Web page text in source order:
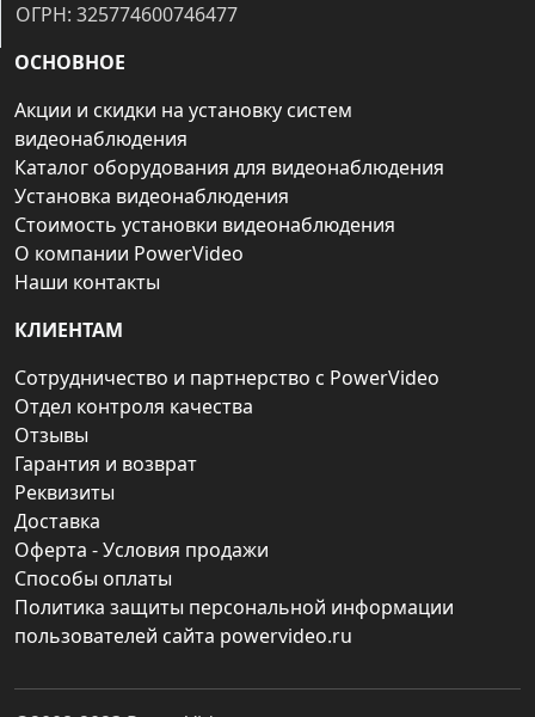
ОГРН: 325774600746477
ОСНОВНОЕ
Акции и скидки на установку систем
видеонаблюдения
Каталог оборудования для видеонаблюдения
Установка видеонаблюдения
Стоимость установки видеонаблюдения
О компании PowerVideo
Наши контакты
КЛИЕНТАМ
Сотрудничество и партнерство с PowerVideo
Отдел контроля качества
Отзывы
Гарантия и возврат
Реквизиты
Доставка
Оферта - Условия продажи
Способы оплаты
Политика защиты персональной информации
пользователей сайта powervideo.ru